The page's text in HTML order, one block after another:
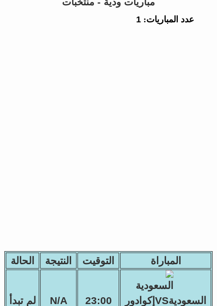
عدد المباريات:1
المباراة التوقيت النتيجة الحالة
السعوديةVSإكوادور 23:00
N/A لم تبدأ